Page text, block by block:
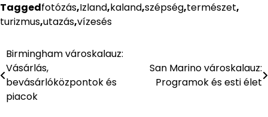
Taggedfotózás,Izland,kaland,szépség,természet,
turizmus,utazás,vízesés
Bejegyzés
navigáció
Birmingham városkalauz:
Vásárlás,
bevásárlóközpontok és
piacok
San Marino városkalauz:
Programok és esti élet